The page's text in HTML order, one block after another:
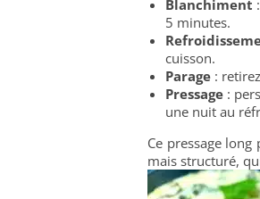
Blanchiment
5 minutes.
cuisson.
Parage :
Pressage :
une nuit au
Ce pressage
mais structuré,